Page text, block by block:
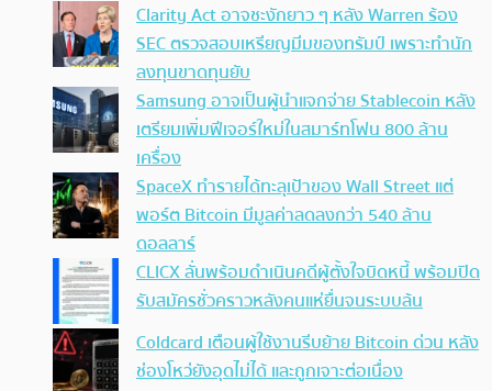
Clarity Act อาจชะงักยาว ๆ หลัง Warren ร้อง
SEC ตรวจสอบเหรียญมีมของทรัมป์ เพราะทำนัก
ลงทุนขาดทุนยับ
Samsung อาจเป็นผู้นำแจกจ่าย Stablecoin หลัง
เตรียมเพิ่มฟีเจอร์ใหม่ในสมาร์ทโฟน 800 ล้าน
เครื่อง
SpaceX ทำรายได้ทะลุเป้าของ Wall Street แต่
พอร์ต Bitcoin มีมูลค่าลดลงกว่า 540 ล้าน
ดอลลาร์
CLICX ลั่นพร้อมดำเนินคดีผู้ตั้งใจบิดหนี้ พร้อมปิด
รับสมัครชั่วคราวหลังคนแห่ยื่นจนระบบล้น
Coldcard เตือนผู้ใช้งานรีบย้าย Bitcoin ด่วน หลัง
ช่องโหว่ยังอุดไม่ได้ และถูกเจาะต่อเนื่อง